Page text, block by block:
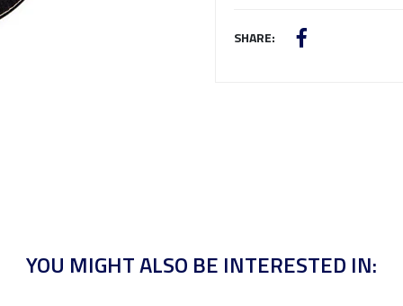
SHARE:
YOU MIGHT ALSO BE INTERESTED IN: